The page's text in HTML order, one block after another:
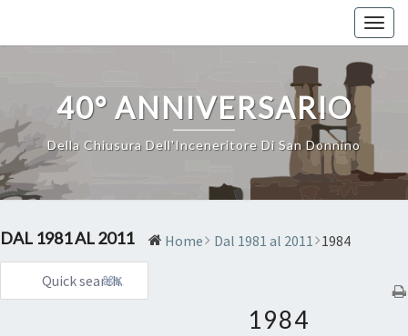
40° ANNIVERSARIO
Della Chiusura Dell'Inceneritore Di San Donnino
DAL 1981 AL 2011
⌘K
Home Dal 1981 al 2011 1984
1984